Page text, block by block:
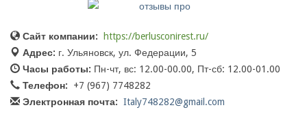
Сайт компании:
https://berlusconirest.ru/
Адрес: г. Ульяновск, ул. Федерации, 5
Часы работы: Пн-чт, вс: 12.00-00.00, Пт-сб: 12.00-01.00
Телефон:
+7 (967) 7748282
Электронная почта: Italy748282@gmail.com